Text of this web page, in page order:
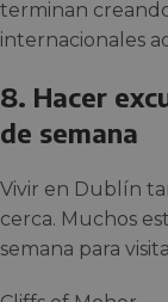
terminan
internacionales
8. Hacer
de semana
Vivir en Dublín
cerca. Muchos
semana para